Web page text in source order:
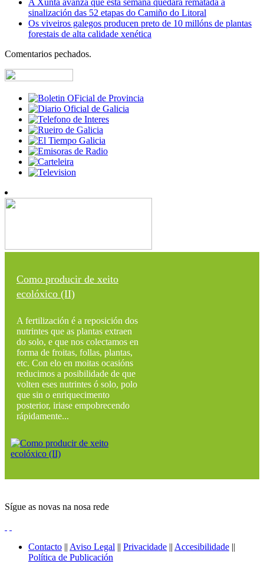
sinalización das 52 etapas do Camiño do Litoral
Os viveiros galegos producen preto de 10 millóns de plantas
forestais de alta calidade xenética
Comentarios pechados.
Como producir de xeito
ecolóxico (II)
A fertilización é a reposición dos
nutrintes que as plantas extraen
do solo, e que nos colectamos en
forma de froitas, follas, plantas,
etc. Con elo en moitas ocasións
reducimos a posibilidade de que
volten eses nutrintes ó solo, polo
que sin o enriquecimento
posterior, iriase empobrecendo
rápidamente...
Sígue as novas na nosa rede
Contacto || Aviso Legal || Privacidade || Accesibilidade ||
Política de Publicación